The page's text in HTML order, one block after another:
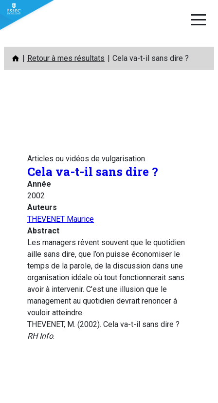
Aller
contenu
Retour à mes résultats Cela va-t-il sans dire ?
Articles ou vidéos de vulgarisation
Cela va-t-il sans dire ?
Année
2002
Auteurs
THEVENET Maurice
Abstract
Les managers rêvent souvent que le quotidien
aille sans dire, que l’on puisse économiser le
temps de la parole, de la discussion dans une
organisation idéale où tout fonctionnerait sans
avoir à intervenir. C’est une illusion que le
management au quotidien devrait renoncer à
vouloir atteindre.
THEVENET, M. (2002). Cela va-t-il sans dire ?
RH Info.